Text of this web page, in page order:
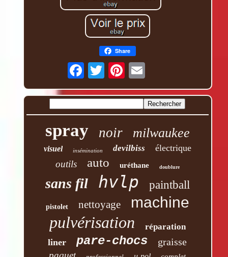
Share
spray noir milwaukee
visuel insémination devilbiss électrique
outils auto uréthane doublure
sans fil hvlp paintball
pistolet nettoyage machine
pulvérisation réparation
liner pare-chocs graisse